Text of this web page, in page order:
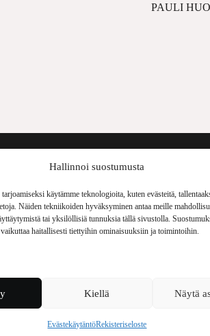
Hallinnoi suostumusta
käytämme teknologioita, kuten evästeitä,
Näiden tekniikoiden hyväksyminen antaa meille
tai yksilöllisiä tunnuksia tällä sivustolla.
haitallisesti tiettyihin ominaisuuksiin ja toimintoihin.
Kiellä Näytä
EvästekäytäntöRekisteriseloste
PAULI
selaus
3 krs.
Voima on
kulttuurilehti.
aiheita niin
ilmestynyt